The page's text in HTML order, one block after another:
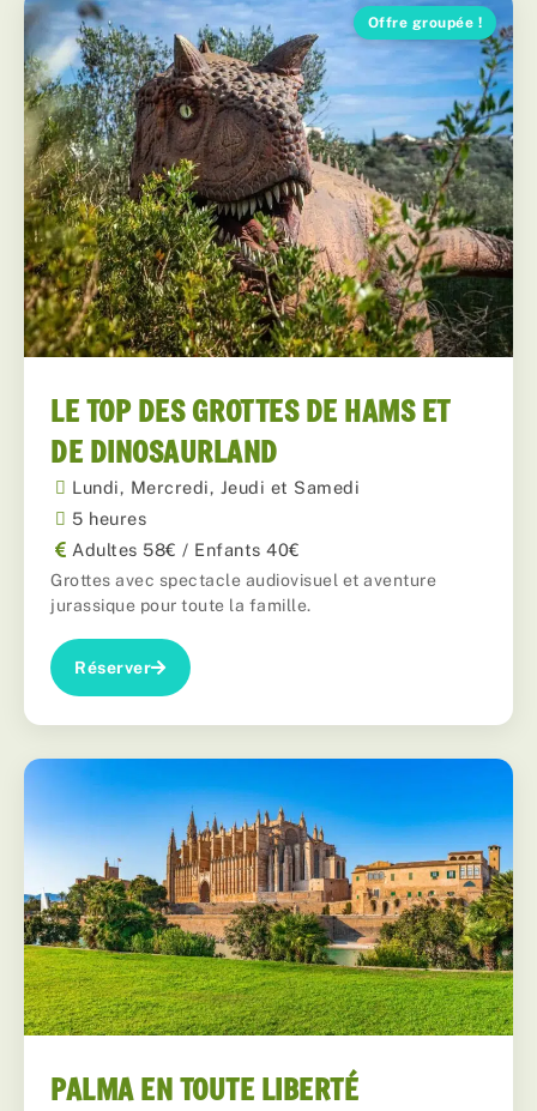
Offre groupée !
LE TOP DES GROTTES DE HAMS ET
DE DINOSAURLAND
Lundi, Mercredi, Jeudi et Samedi
5 heures
Adultes 58€ / Enfants 40€
Grottes avec spectacle audiovisuel et aventure
jurassique pour toute la famille.
Réserver
PALMA EN TOUTE LIBERTÉ